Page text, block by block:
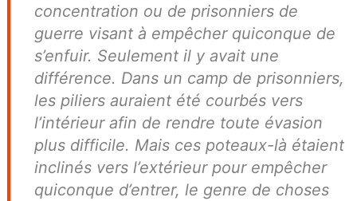
concentration ou de prisonniers de
guerre visant à empêcher quiconque de
s’enfuir. Seulement il y avait une
différence. Dans un camp de prisonniers,
les piliers auraient été courbés vers
l’intérieur afin de rendre toute évasion
plus difficile. Mais ces poteaux-là étaient
inclinés vers l’extérieur pour empêcher
quiconque d’entrer, le genre de choses